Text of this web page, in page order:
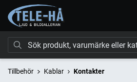
Tillbehör Kablar Kontakter